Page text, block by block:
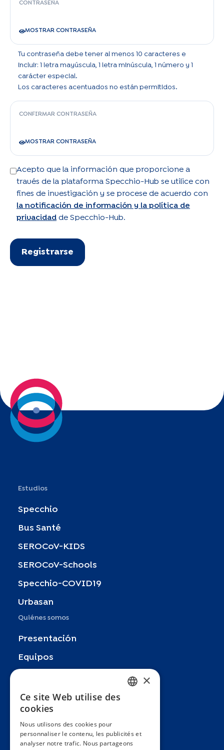
CONTRASEÑA
MOSTRAR CONTRASEÑA
Tu contraseña debe tener al menos 10 caracteres e
incluir: 1 letra mayúscula, 1 letra minúscula, 1 número y 1
carácter especial.
Los caracteres acentuados no están permitidos.
CONFIRMAR CONTRASEÑA
MOSTRAR CONTRASEÑA
Acepto que la información que proporcione a
través de la plataforma Specchio-Hub se utilice con
fines de investigación y se procese de acuerdo con
la notificación de información y la política de
privacidad de Specchio-Hub.
Registrarse
Estudios
Specchio
Bus Santé
SEROCoV-KIDS
SEROCoV-Schools
Specchio-COVID19
Urbasan
Quiénes somos
Presentación
Equipos
Publicaciones
Zoom In
FAQ
FRENCH
SPANISH
×
Ce site Web utilise des
cookies
Nous utilisons des cookies pour
personnaliser le contenu, les publicités et
analyser notre trafic. Nous partageons